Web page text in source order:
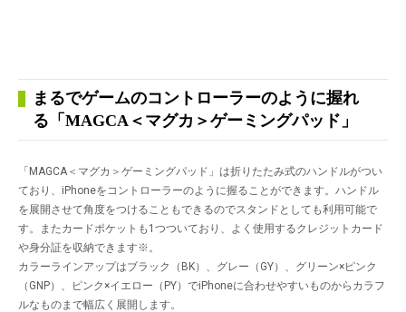
まるでゲームのコントローラーのように握れ
る「MAGCA＜マグカ＞ゲーミングパッド」
「MAGCA＜マグカ＞ゲーミングパッド」は折りたたみ式のハンドルがつい
ており、iPhoneをコントローラーのように握ることができます。ハンドル
を展開させて角度をつけることもできるのでスタンドとしても利用可能で
す。またカードポケットも1つついており、よく使用するクレジットカード
や身分証を収納できます※ 。
カラーラインアップはブラック（BK）、グレー（GY）、グリーン×ピンク
（GNP）、ピンク×イエロー（PY）でiPhoneに合わせやすいものからカラフ
ルなものまで幅広く展開します。